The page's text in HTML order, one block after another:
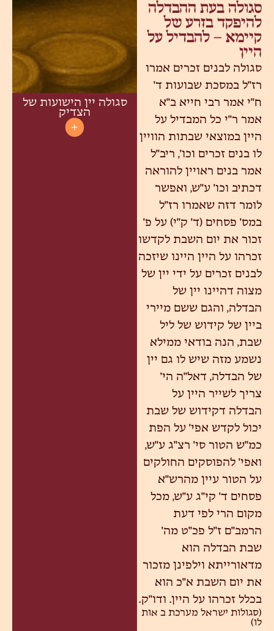
סגולה בעת ההבדלה
להיפקד בזרע של
קיימא – להבדיל על
היין
סגולה לבנים זכרים אמרו
רז"ל במסכת שבועות ד'
ח"י אמר רבי חייא ב"א
אמר ר"י כל המבדיל על
היין במוצאי שבתות הוויין
לו בנים זכרים וכו', ריב"ל
אמר בנים ראויין להוראה
דכתיב וכו' ע"ש, ואפשר
לומר דזה שאמרו רז"ל
במס' פסחים (ד' ק"י) על פ'
זכור את יום השבת לקדשו
זכרהו על היין היינו שיזכה
לבנים זכרים על ידי יין של
מצוה דהיינו יין של
הבדלה, והגם ששם מיירי
ביין של קידוש של ליל
שבת, הנה בודאי ממילא
נשמע מזה שיש לו גם יין
של הבדלה, דאל"ה הי'
צריך לשייר היין על
הבדלה דקידוש של שבת
יכול לקדש אפי' על הפת
כמ"ש הטור סי' רצ"ג ע"ש,
ואפי' להפוסקים החולקים
על הטור עיין מהרש"א
פסחים ד' קי"ג ע"ש, מכל
מקום הרי לפי דעת
הרמב"ם ז"ל פכ"ט מה'
שבת הבדלה הוא
מדאורייתא וילפינן מזכור
את יום השבת א"כ הוא
בכלל זכרהו על היין. ודו"ק.
(סגולות ישראל מערכת ב אות
לו)
סגולה יין הישועות של
הצדיק